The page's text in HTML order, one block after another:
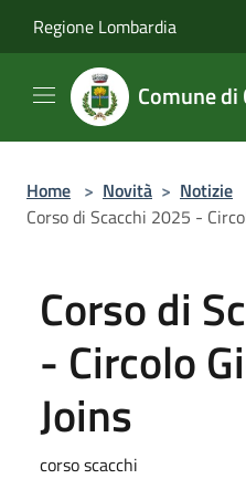
Regione Lombardia
Comune di
Home > Novità > Notizie
Corso di Scacchi 2025 -
Corso di
- Circolo
Joins
corso scacchi